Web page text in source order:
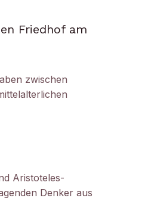
Friedhof am
zwischen
Aristoteles-
Denker aus